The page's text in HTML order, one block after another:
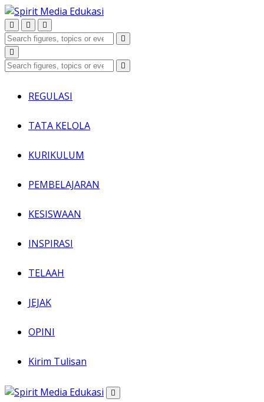
REGULASI
TATA KELOLA
KURIKULUM
PEMBELAJARAN
KESISWAAN
INSPIRASI
TELAAH
JEJAK
OPINI
Kirim Tulisan